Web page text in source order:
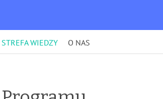
STREFA WIEDZY O NAS